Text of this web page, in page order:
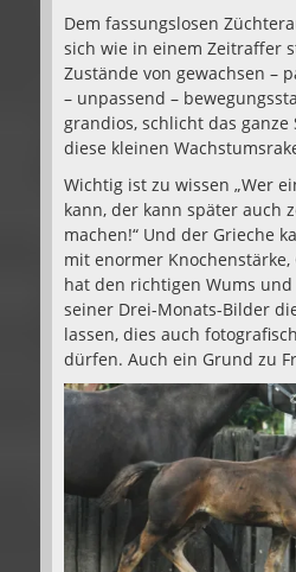
Dem fassungslosen
sich wie in einem Zeitraffer
Zustände von gewachsen –
– unpassend –
grandios, schlicht das ganze
diese kleinen
Wichtig ist zu wissen „Wer
kann, der kann später auch
machen!“ Und der Grieche
mit enormer Knochenstärke,
hat den richtigen Wums
seiner Drei-Monats-Bilder
lassen, dies auch
dürfen. Auch ein Grund zu